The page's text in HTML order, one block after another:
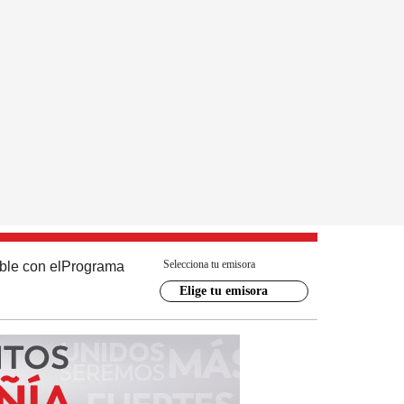
con el Programa Selecciona tu emisora
Elige tu emisora